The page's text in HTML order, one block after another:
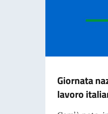
Giornata
lavoro